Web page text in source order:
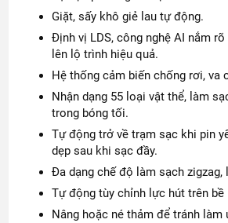
Giặt, sấy khô giẻ lau tự động.
Định vị LDS, công nghệ AI nắm
lên lộ trình hiệu quả.
Hệ thống cảm biến chống rơi, va
Nhận dạng 55 loại vật thể, làm
trong bóng tối.
Tự động trở về trạm sạc khi pin
dẹp sau khi sạc đầy.
Đa dạng chế độ làm sạch zigzag,
Tự động tùy chỉnh lực hút trên bề
Nâng hoặc né thảm để tránh làm